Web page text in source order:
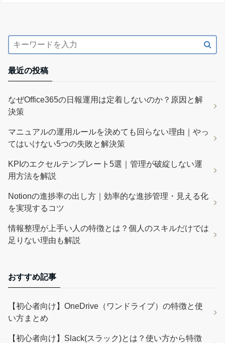
最近の投稿
なぜOffice365の日報運用は定着しないのか？原因と解
決策
マニュアルの運用ルールを決めても回らない理由｜やっ
てはいけない5つの失敗と解決策
KPIのエクセルテンプレート5選｜管理が破綻しない運
用方法を解説
Notionの進捗率の出し方｜効率的な進捗管理・見える化
を実現するコツ
情報整理が上手い人の特徴とは？個人のスキルだけでは
足りない理由も解説
おすすめ記事
【初心者向け】OneDrive（ワンドライブ）の特徴と使
い方まとめ
【初心者向け】Slack(スラック)とは？使い方から特徴